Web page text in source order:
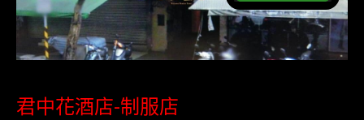
君中花酒店-制服店